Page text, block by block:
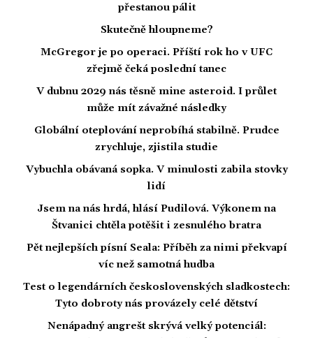
přestanou pálit
Skutečně hloupneme?
McGregor je po operaci. Příští rok ho v UFC
zřejmě čeká poslední tanec
V dubnu 2029 nás těsně mine asteroid. I průlet
může mít závažné následky
Globální oteplování neprobíhá stabilně. Prudce
zrychluje, zjistila studie
Vybuchla obávaná sopka. V minulosti zabila stovky
lidí
Jsem na nás hrdá, hlásí Pudilová. Výkonem na
Štvanici chtěla potěšit i zesnulého bratra
Pět nejlepších písní Seala: Příběh za nimi překvapí
víc než samotná hudba
Test o legendárních československých sladkostech:
Tyto dobroty nás provázely celé dětství
Nenápadný angrešt skrývá velký potenciál: